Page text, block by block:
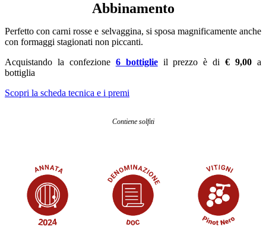
Abbinamento
Perfetto con carni rosse e selvaggina, si sposa magnificamente anche
con formaggi stagionati non piccanti.
Acquistando la confezione 6 bottiglieil prezzo è di€ 9,00a
bottiglia
Scopri la scheda tecnica e i premi
Contiene solfiti